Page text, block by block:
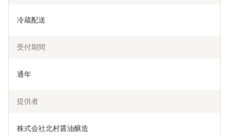
冷蔵配送
受付期間
通年
提供者
株式会社北村醤油醸造